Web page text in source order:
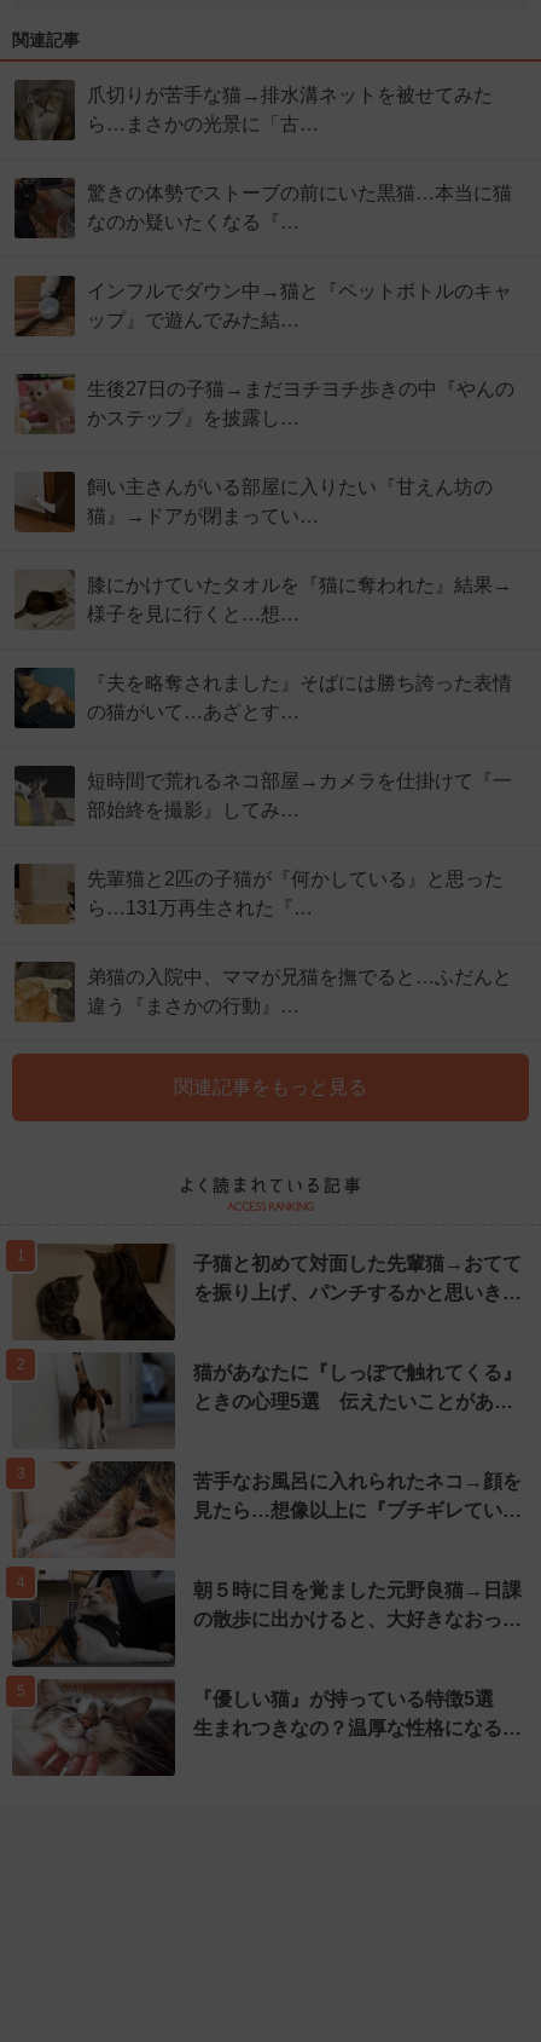
関連記事
爪切りが苦手な猫→排水溝ネットを被せてみた
ら…まさかの光景に「古…
驚きの体勢でストーブの前にいた黒猫…本当に猫
なのか疑いたくなる『…
インフルでダウン中→猫と『ペットボトルのキャ
ップ』で遊んでみた結…
生後27日の子猫→まだヨチヨチ歩きの中『やんの
かステップ』を披露し…
飼い主さんがいる部屋に入りたい『甘えん坊の
猫』→ドアが閉まってい…
膝にかけていたタオルを『猫に奪われた』結果→
様子を見に行くと…想…
『夫を略奪されました』そばには勝ち誇った表情
の猫がいて…あざとす…
短時間で荒れるネコ部屋→カメラを仕掛けて『一
部始終を撮影』してみ…
先輩猫と2匹の子猫が『何かしている』と思った
ら…131万再生された『…
弟猫の入院中、ママが兄猫を撫でると…ふだんと
違う『まさかの行動』…
関連記事をもっと見る
1
子猫と初めて対面した先輩猫→おてて
を振り上げ、パンチするかと思いき…
2
猫があなたに『しっぽで触れてくる』
ときの心理5選 伝えたいことがあ…
3
苦手なお風呂に入れられたネコ→顔を
見たら…想像以上に『ブチギレてい…
4
朝５時に目を覚ました元野良猫→日課
の散歩に出かけると、大好きなおっ…
5
『優しい猫』が持っている特徴5選
生まれつきなの？温厚な性格になる…